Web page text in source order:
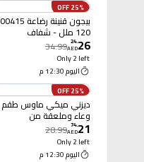
25% OFF
بيجون قنينة رضاعة 00415
120 ملل - شفاف
26
.
24
AED
34.99
Only 2 left
اليوم 12:30 م
25% OFF
ديزني ميكي ماوس طقم
وعاء وملعقة من
السيليكون - متعدد الألوان
21
.
74
AED
28.99
Only 2 left
اليوم 12:30 م